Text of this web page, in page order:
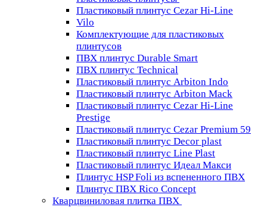
Пластиковый плинтус Cezar Hi-Line
Vilo
Комплектующие для пластиковых
плинтусов
ПВХ плинтус Durable Smart
ПВХ плинтус Technical
Пластиковый плинтус Arbiton Indo
Пластиковый плинтус Arbiton Mack
Пластиковый плинтус Cezar Hi-Line
Prestige
Пластиковый плинтус Cezar Premium 59
Пластиковый плинтус Decor plast
Пластиковый плинтус Line Plast
Пластиковый плинтус Идеал Макси
Плинтус HSP Foli из вспененного ПВХ
Плинтус ПВХ Rico Concept
Кварцвиниловая плитка ПВХ